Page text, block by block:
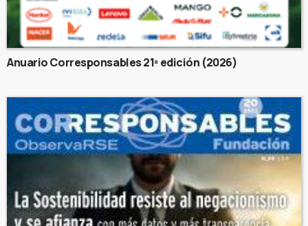
Anuario Corresponsables 21ª edición (2026)